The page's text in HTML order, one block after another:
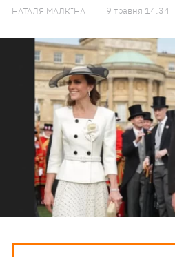
НАТАЛЯ МАЛКІНА 9 травня 14:34